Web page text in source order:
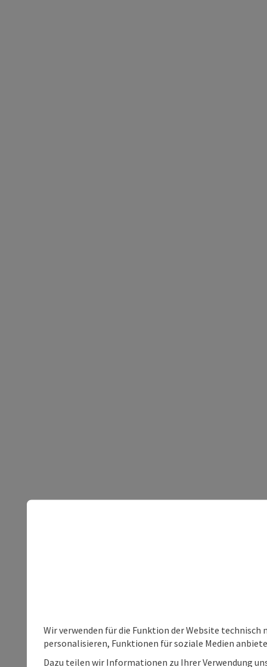
Wir verwenden für die Funktion der Website
personalisieren, Funktionen für soziale Medien
Dazu teilen wir Informationen zu Ihrer Verwendung